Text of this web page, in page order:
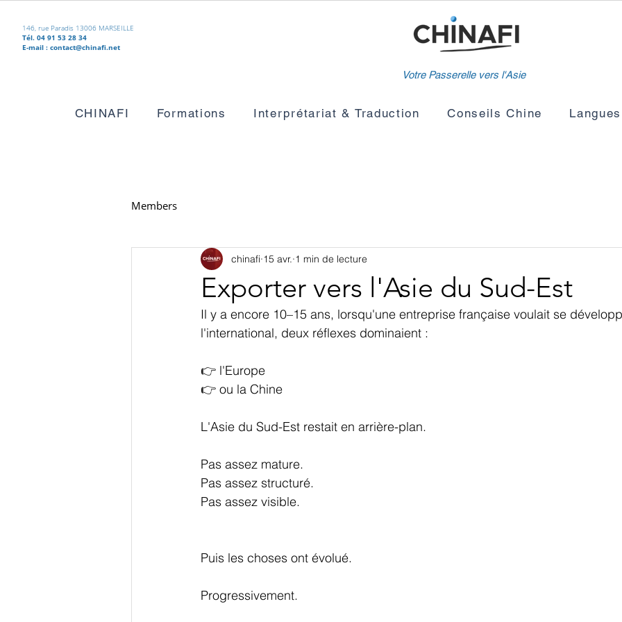
146, rue Paradis 13006 MARSEILLE
Tél. 04 91 53 28 34
E-mail : contact@chinafi.net
Votre Passerelle vers l'Asie
CHINAFI Formations Interprétariat & Traduction Conseils Chine
Members
Exporter vers l'Asie du Sud-Est
chinafi 15 avr. 1 min de lecture
Il y a encore 10–15 ans, lorsqu'une entreprise française voulait se
l'international, deux réflexes dominaient :
👉 l'Europe
👉 ou la Chine
L'Asie du Sud-Est restait en arrière-plan.
Pas assez mature.
Pas assez structuré.
Pas assez visible.
Puis les choses ont évolué.
Progressivement.